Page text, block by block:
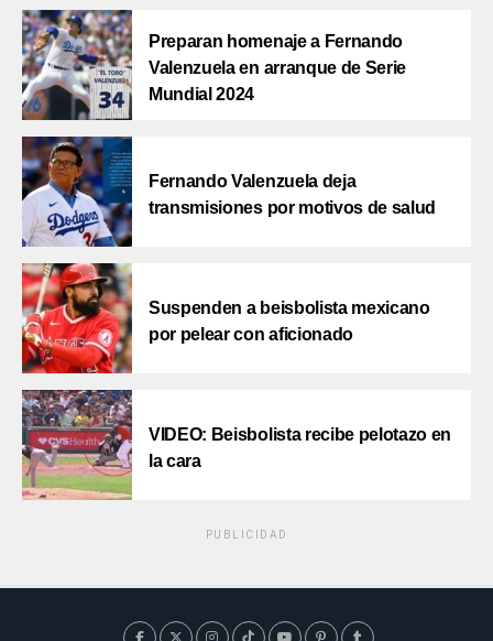
Preparan homenaje a Fernando
Valenzuela en arranque de Serie
Mundial 2024
Fernando Valenzuela deja
transmisiones por motivos de salud
Suspenden a beisbolista mexicano
por pelear con aficionado
VIDEO: Beisbolista recibe pelotazo en
la cara
PUBLICIDAD